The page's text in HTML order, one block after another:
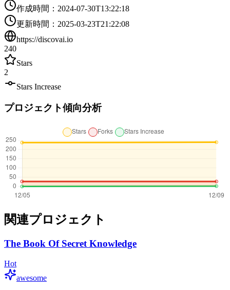
作成時間 ： 2024-07-30T13:22:18
更新時間 ： 2025-03-23T21:22:08
https://discovai.io
240
Stars
2
Stars Increase
プロジェクト傾向分析
関連プロジェクト
The Book Of Secret Knowledge
Hot
awesome